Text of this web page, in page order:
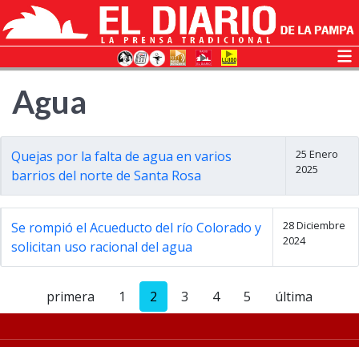
Agua
Quejas por la falta de agua en varios
barrios del norte de Santa Rosa
25 Enero
2025
Se rompió el Acueducto del río Colorado y
solicitan uso racional del agua
28 Diciembre
2024
primera 1 2 3 4 5 última